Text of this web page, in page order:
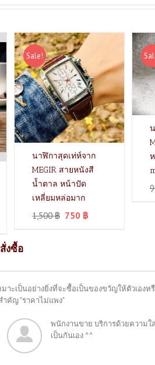
Sale!
นาฬิกาสุดเท่ห์จาก
MEGIR สายหนังสี
น้ำตาล หน้าปัด
เหลี่ยมหล่อมาก
1,500฿ 750 ฿
สั่งซื้อ
ะเป็นอย่างยิ่งที่จะซื้อเป็นของขวัญให้ตัวเองห
ำคัญ "ราคาไม่แพง"
พนักงานขาย บริการด้วยความใ
เป็นกันเอง ^^